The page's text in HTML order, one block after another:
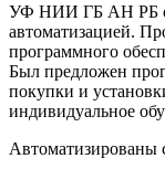
УФ НИИ ГБ АН РБ
автоматизацией.
программного
Был предложен
покупки и
индивидуальное